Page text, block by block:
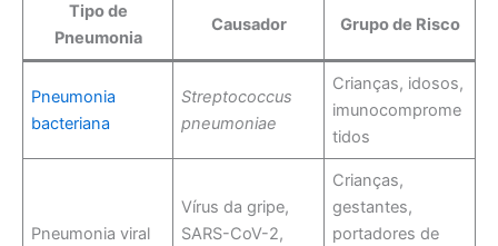
Tipo de
Pneumonia
Causador Grupo de Risco
Pneumonia
bacteriana
Streptococcus
pneumoniae
Crianças, idosos,
imunocomprome
tidos
Pneumonia viral
Vírus da gripe,
SARS-CoV-2,
Crianças,
gestantes,
portadores de